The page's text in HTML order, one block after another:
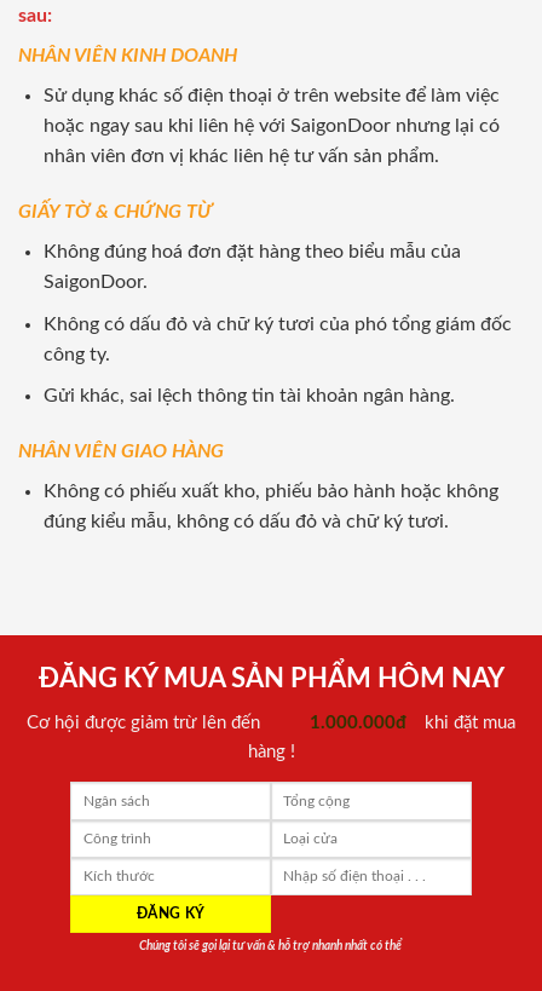
sau:
NHÂN VIÊN KINH DOANH
Sử dụng khác số điện thoại ở trên website để làm việc
hoặc ngay sau khi liên hệ với SaigonDoor nhưng lại có
nhân viên đơn vị khác liên hệ tư vấn sản phẩm.
GIẤY TỜ & CHỨNG TỪ
Không đúng hoá đơn đặt hàng theo biểu mẫu của
SaigonDoor.
Không có dấu đỏ và chữ ký tươi của phó tổng giám đốc
công ty.
Gửi khác, sai lệch thông tin tài khoản ngân hàng.
NHÂN VIÊN GIAO HÀNG
Không có phiếu xuất kho, phiếu bảo hành hoặc không
đúng kiểu mẫu, không có dấu đỏ và chữ ký tươi.
ĐĂNG KÝ MUA SẢN PHẨM HÔM NAY
Cơ hội được giảm trừ lên đến 1.000.000đ
khi đặt mua
hàng !
Chúng tôi sẽ gọi lại tư vấn & hỗ trợ nhanh nhất có thể